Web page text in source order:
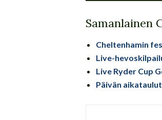
Samanlainen
Cheltenhamin
Live-
Live Ryder Cup
Päivän